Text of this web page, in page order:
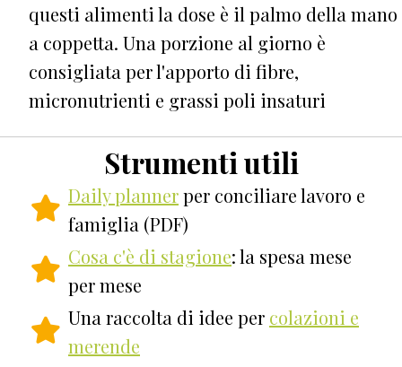
questi alimenti la dose è il palmo della mano
a coppetta. Una porzione al giorno è
consigliata per l'apporto di fibre,
micronutrienti e grassi poli insaturi
Strumenti utili
Daily plannerper conciliare lavoro e
famiglia (PDF)
Cosa c'è di stagione: la spesa mese
per mese
Una raccolta di idee per colazioni e
merende